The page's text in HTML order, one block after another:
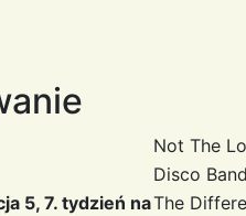
Not The
Disco
5, 7. tydzień naThe